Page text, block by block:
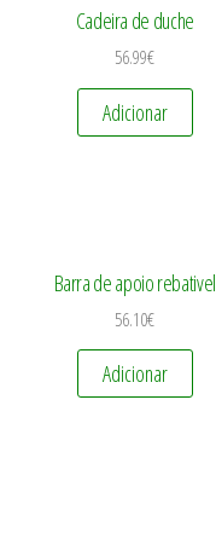
Cadeira de duche
56.99€
Adicionar
Barra de apoio rebativel
56.10€
Adicionar